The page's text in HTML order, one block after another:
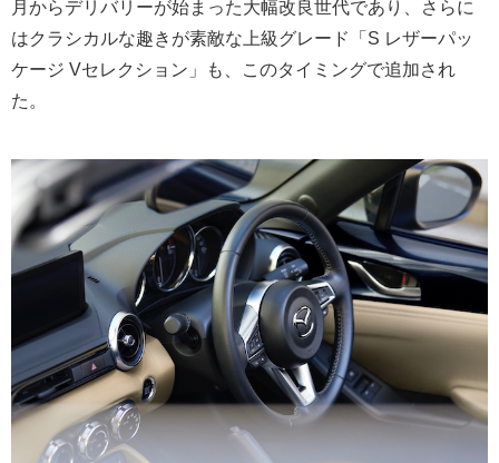
月からデリバリーが始まった大幅改良世代であり、さらに
はクラシカルな趣きが素敵な上級グレード「S レザーパッ
ケージ Vセレクション」も、このタイミングで追加され
た。